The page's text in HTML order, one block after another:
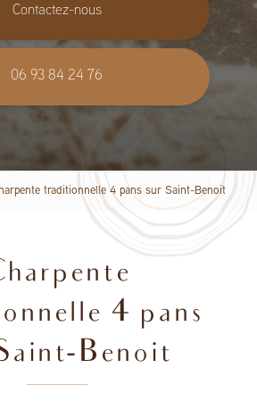
Contactez-nous
06 93 84 24 76
traditionnelle 4 pans sur Saint-Benoit
4 pans
Benoit